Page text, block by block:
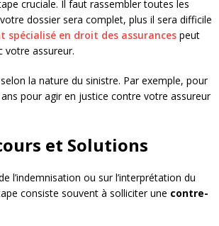
cruciale. Il faut rassembler toutes les
dossier sera complet, plus il sera difficile
spécialisé en droit des assurances peut
votre assureur.
la nature du sinistre. Par exemple, pour
pour agir en justice contre votre assureur
et Solutions
l’indemnisation ou sur l’interprétation du
consiste souvent à solliciter une contre-